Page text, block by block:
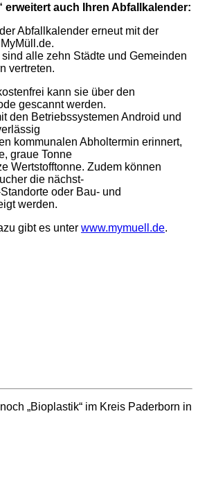
erweitert auch Ihren Abfallkalender:
Abfallkalender erneut mit der
alle zehn Städte und Gemeinden
vertreten.
kann sie über den
gescannt werden.
den Betriebssystemen Android und
kommunalen Abholtermin erinnert,
graue Tonne
Wertstofftonne. Zudem können
die nächst-
oder Bau- und
werden.
gibt es unter www.mymuell.de.
„Bioplastik“ im Kreis Paderborn in